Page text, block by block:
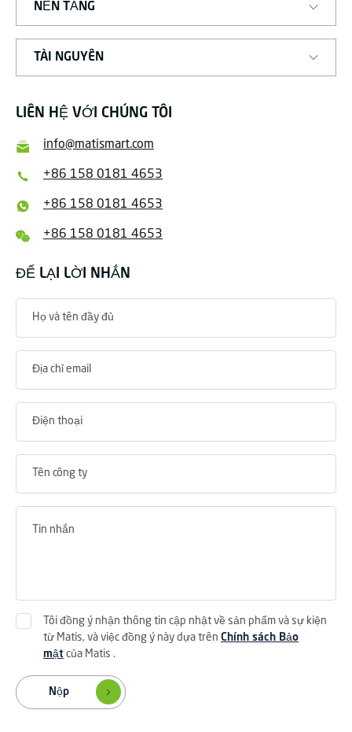
NỀN TẢNG
TÀI NGUYÊN
LIÊN HỆ VỚI CHÚNG TÔI
info@matismart.com
+86 158 0181 4653
+86 158 0181 4653
+86 158 0181 4653
ĐỂ LẠI LỜI NHẮN
Tôi đồng ý nhận thông tin cập nhật về sản phẩm và sự kiện
từ Matis, và việc đồng ý này dựa trên Chính sách Bảo
mật của Matis .
Nộp